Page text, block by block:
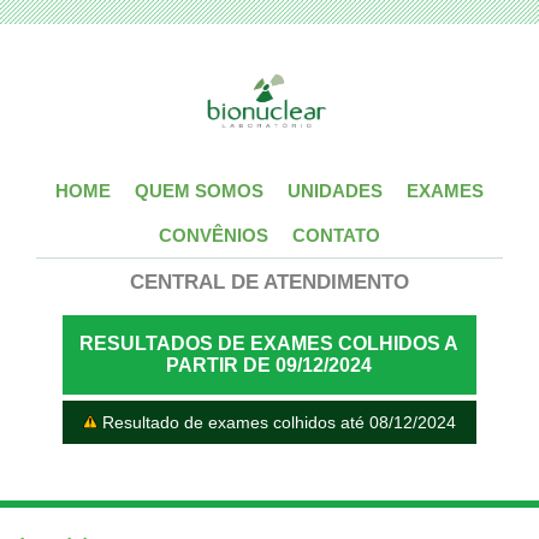
HOME QUEM SOMOS UNIDADES EXAMES
CONVÊNIOS CONTATO
CENTRAL DE ATENDIMENTO
RESULTADOS DE EXAMES COLHIDOS A
PARTIR DE 09/12/2024
Resultado de exames colhidos até 08/12/2024